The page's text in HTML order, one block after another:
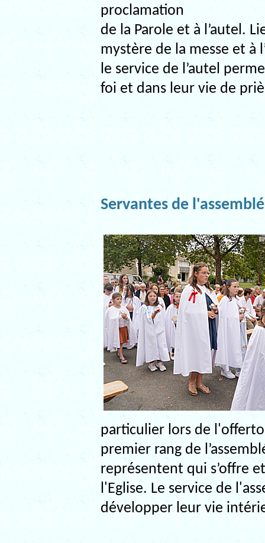
proclamation
de la Parole et à l’autel.
mystère de la messe et à
le service de l’autel
foi et dans leur vie de
Servantes de
particulier lors de
premier rang de
représentent qui s’offre
l'Eglise. Le service de
développer leur vie